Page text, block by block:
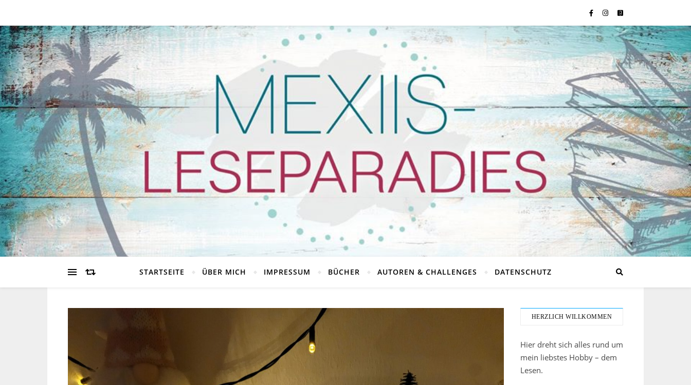
STARTSEITE ÜBER MICH IMPRESSUM BÜCHER AUTOREN & CHALLENGES DATENSCHUTZ
HERZLICH WILLKOMMEN
Hier dreht sich alles rund um
mein liebstes Hobby – dem
Lesen.